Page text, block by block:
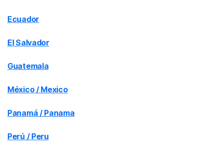
Ecuador
El Salvador
Guatemala
México / Mexico
Panamá / Panama
Perú / Peru